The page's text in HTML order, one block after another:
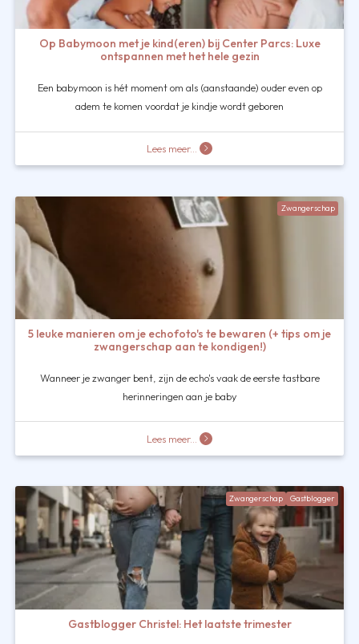
Op Babymoon met je kind(eren) bij Center Parcs: Luxe
ontspannen met het hele gezin
Een babymoon is hét moment om als (aanstaande) ouder even op
adem te komen voordat je kindje wordt geboren
Lees meer...
Zwangerschap
5 leuke manieren om je echofoto's te bewaren (+ tips om je
zwangerschap aan te kondigen!)
Wanneer je zwanger bent, zijn de echo's vaak de eerste tastbare
herinneringen aan je baby
Lees meer...
Zwangerschap Gastblogger
Gastblogger Christel: Het laatste trimester